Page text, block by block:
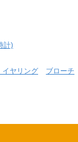
計)
イヤリング ブローチ